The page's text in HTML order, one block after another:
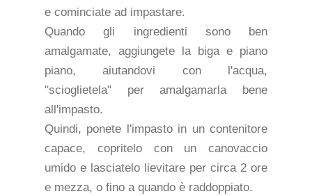
e cominciate ad impastare.
Quando gli ingredienti sono ben
amalgamate, aggiungete la biga e piano
piano, aiutandovi con l'acqua,
"scioglietela" per amalgamarla bene
all'impasto.
Quindi, ponete l'impasto in un contenitore
capace, copritelo con un canovaccio
umido e lasciatelo lievitare per circa 2 ore
e mezza, o fino a quando è raddoppiato.